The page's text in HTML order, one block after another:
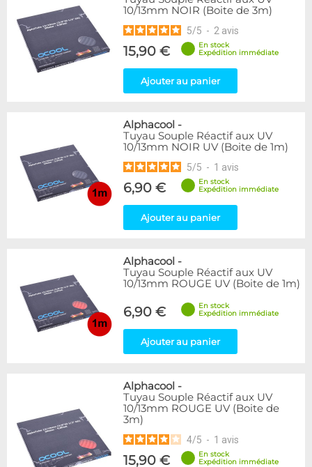
10/13mm NOIR (Boite de 3m)
5/5 - 2 avis
15,90 €
En stock
Expédition immédiate
Ajouter au panier
Alphacool -
Tuyau Souple Réactif aux UV
10/13mm NOIR UV (Boite de 1m)
5/5 - 1 avis
6,90 €
En stock
Expédition immédiate
Ajouter au panier
Alphacool -
Tuyau Souple Réactif aux UV
10/13mm ROUGE UV (Boite de 1m)
6,90 €
En stock
Expédition immédiate
Ajouter au panier
Alphacool -
Tuyau Souple Réactif aux UV
10/13mm ROUGE UV (Boite de
3m)
4/5 - 1 avis
15,90 €
En stock
Expédition immédiate